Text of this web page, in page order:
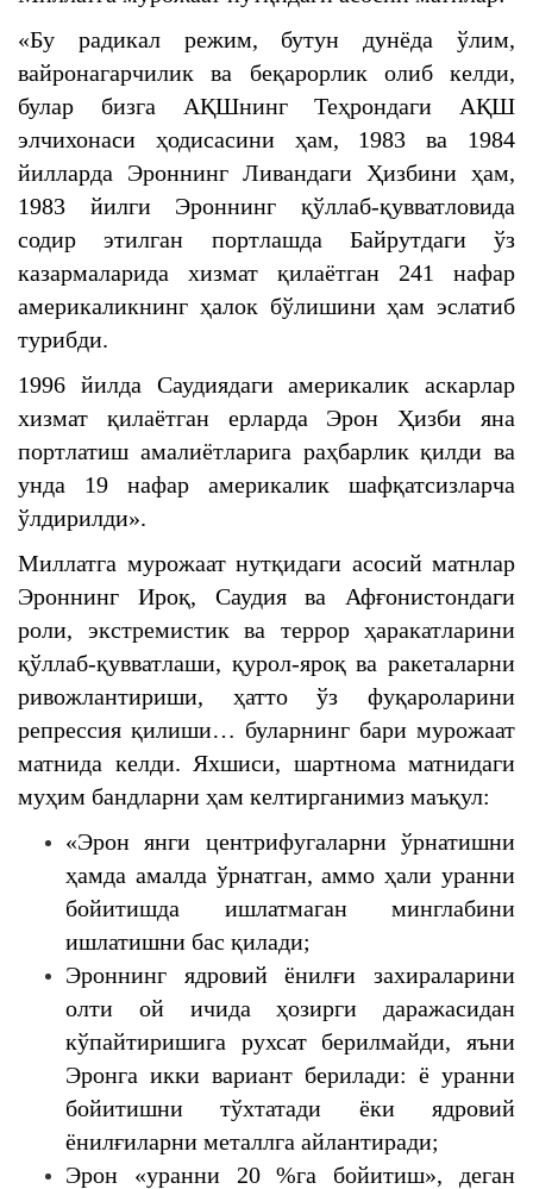
«Бу радикал режим, бутун дунёда ўлим,
вайронагарчилик ва беқарорлик олиб келди,
булар бизга АҚШнинг Теҳрондаги АҚШ
элчихонаси ҳодисасини ҳам, 1983 ва 1984
йилларда Эроннинг Ливандаги Ҳизбини ҳам,
1983 йилги Эроннинг қўллаб-қувватловида
содир этилган портлашда Байрутдаги ўз
казармаларида хизмат қилаётган 241 нафар
америкаликнинг ҳалок бўлишини ҳам эслатиб
турибди.
1996 йилда Саудиядаги америкалик аскарлар
хизмат қилаётган ерларда Эрон Ҳизби яна
портлатиш амалиётларига раҳбарлик қилди ва
унда 19 нафар америкалик шафқатсизларча
ўлдирилди».
Миллатга мурожаат нутқидаги асосий матнлар
Эроннинг Ироқ, Саудия ва Афғонистондаги
роли, экстремистик ва террор ҳаракатларини
қўллаб-қувватлаши, қурол-яроқ ва ракеталарни
ривожлантириши, ҳатто ўз фуқароларини
репрессия қилиши… буларнинг бари мурожаат
матнида келди. Яхшиси, шартнома матнидаги
муҳим бандларни ҳам келтирганимиз маъқул:
«Эрон янги центрифугаларни ўрнатишни
ҳамда амалда ўрнатган, аммо ҳали уранни
бойитишда ишлатмаган минглабини
ишлатишни бас қилади;
Эроннинг ядровий ёнилғи захираларини
олти ой ичида ҳозирги даражасидан
кўпайтиришига рухсат берилмайди, яъни
Эронга икки вариант берилади: ё уранни
бойитишни тўхтатади ёки ядровий
ёнилғиларни металлга айлантиради;
Эрон «уранни 20 %га бойитиш», деган